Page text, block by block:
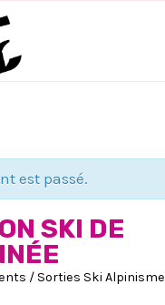
est passé.
SKI DE
/Sorties Ski Alpinisme